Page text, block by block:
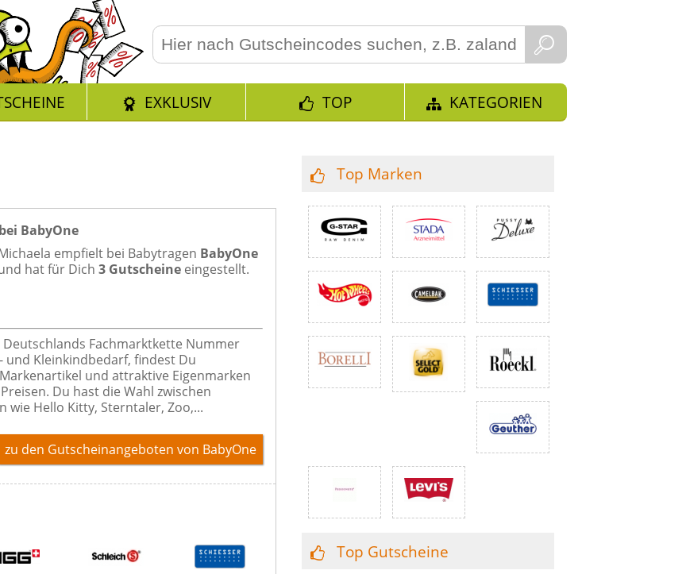
EXKLUSIV TOP KATEGORIEN
BabyOne
empfielt bei Babytragen BabyOne
hat für Dich 3 Gutscheineeingestellt.
Deutschlands Fachmarktkette Nummer
und Kleinkindbedarf, findest Du
und attraktive Eigenmarken
Du hast die Wahl zwischen
wie Hello Kitty, Sterntaler, Zoo,...
zu den Gutscheinangeboten von BabyOne
Top Marken
Top Gutscheine